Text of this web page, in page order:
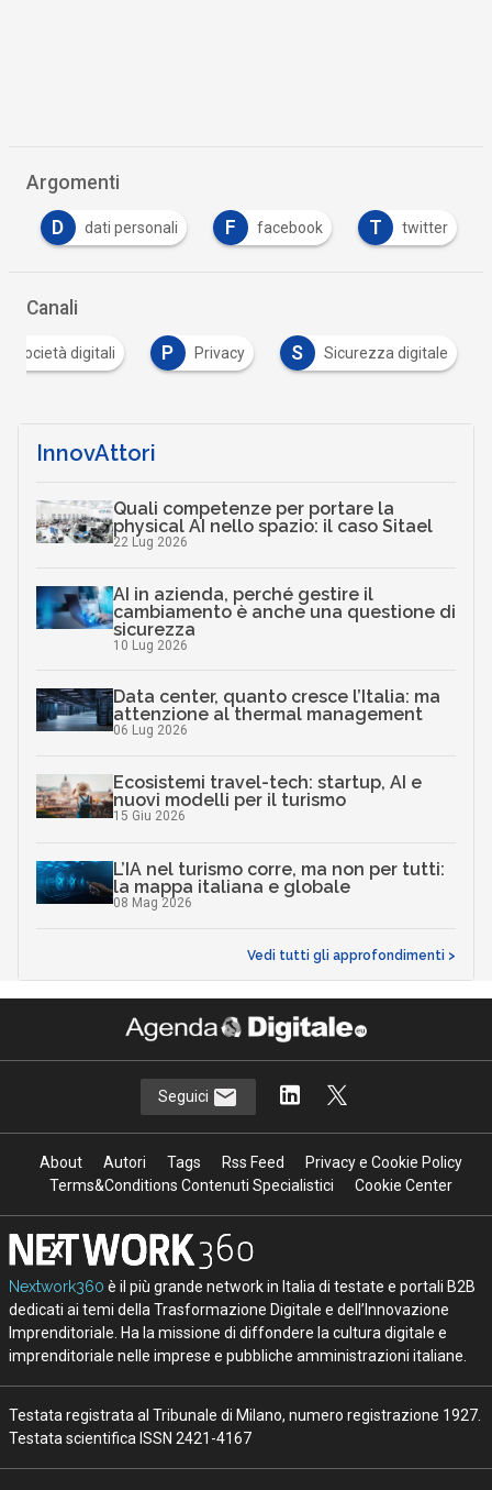
Argomenti
D dati personali F facebook T twitter
Canali
e società digitali P Privacy S Sicurezza digitale
InnovAttori
Quali competenze per portare la
physical AI nello spazio: il caso Sitael
22 Lug 2026
AI in azienda, perché gestire il
cambiamento è anche una questione di
sicurezza
10 Lug 2026
Data center, quanto cresce l’Italia: ma
attenzione al thermal management
06 Lug 2026
Ecosistemi travel-tech: startup, AI e
nuovi modelli per il turismo
15 Giu 2026
L’IA nel turismo corre, ma non per tutti:
la mappa italiana e globale
08 Mag 2026
Vedi tutti gli approfondimenti >
Seguici
About Autori Tags Rss Feed
Privacy e Cookie Policy
Terms&Conditions Contenuti Specialistici
Cookie Center
Nextwork360 è il più grande network in Italia di testate e portali B2B
dedicati ai temi della Trasformazione Digitale e dell’Innovazione
Imprenditoriale. Ha la missione di diffondere la cultura digitale e
imprenditoriale nelle imprese e pubbliche amministrazioni italiane.
Testata registrata al Tribunale di Milano, numero registrazione 1927.
Testata scientifica ISSN 2421-4167